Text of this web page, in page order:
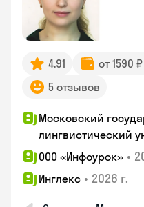
4.91 от 1590
5 отзывов
Московский
лингвистический
ООО «Инфоурок» •
Инглекс • 2026 г.